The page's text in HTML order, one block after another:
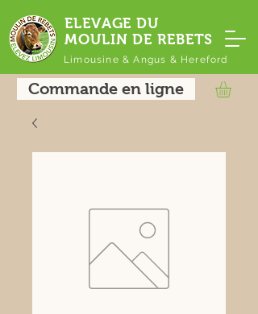
ELEVAGE DU
MOULIN DE REBETS
Limousine & Angus & Hereford
Commande en ligne